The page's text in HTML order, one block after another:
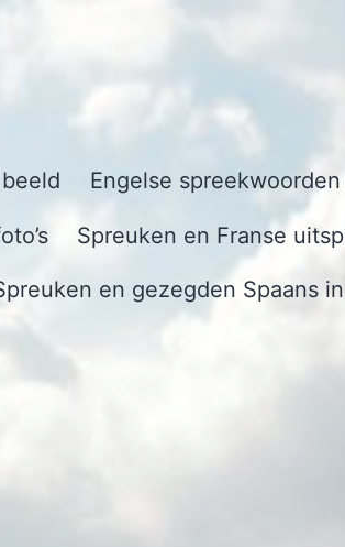
Engelse
Spreuken en Franse
en gezegden Spaans